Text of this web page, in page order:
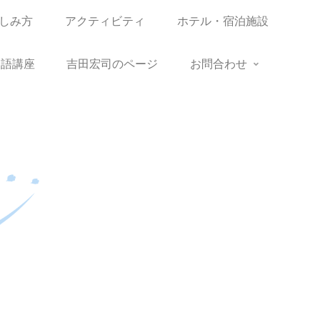
み方 アクティビティ ホテル・宿泊施設
講座 吉田宏司のページ お問合わせ